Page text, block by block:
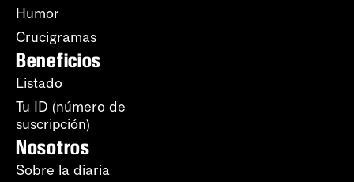
Humor
Crucigramas
Beneficios
Listado
Tu ID (número de
suscripción)
Nosotros
Sobre la diaria